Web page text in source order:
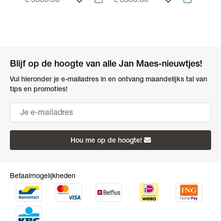
Blijf op de hoogte van alle Jan Maes-nieuwtjes!
Vul hieronder je e-mailadres in en ontvang maandelijks tal van
tips en promoties!
Hou me op de hoogte!
Betaalmogelijkheden